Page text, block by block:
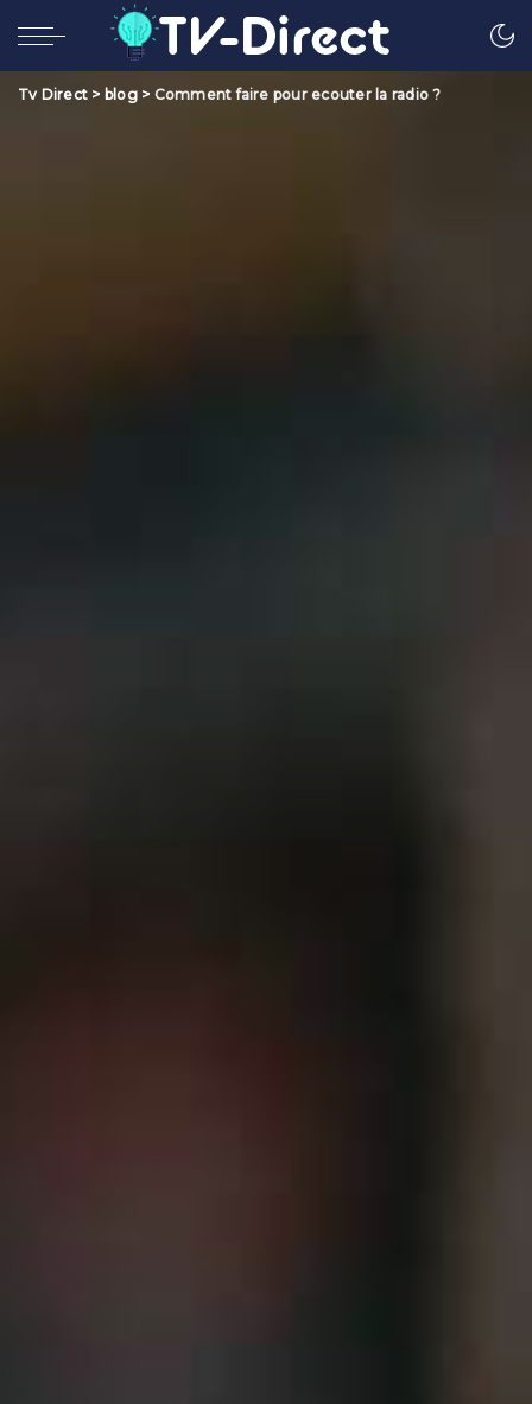
Tv Direct > blog> Comment faire pour ecouter la radio ?